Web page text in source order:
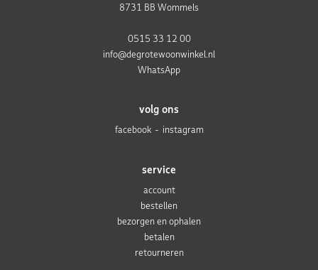
service
account
bestellen
bezorgen en ophalen
betalen
retourneren
volg ons
facebook
instagram
8731 BB Wommels
0515 33 12 00
info@degrotewoonwinkel.nl
WhatsApp